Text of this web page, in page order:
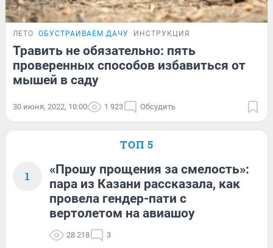
ЛЕТО ОБУСТРАИВАЕМ ДАЧУ ИНСТРУКЦИЯ
Травить не обязательно: пять
проверенных способов избавиться от
мышей в саду
30 июня, 2022, 10:00 1 923 Обсудить
ТОП 5
1
«Прошу прощения за смелость»:
пара из Казани рассказала, как
провела гендер-пати с
вертолетом на авиашоу
28 218 3